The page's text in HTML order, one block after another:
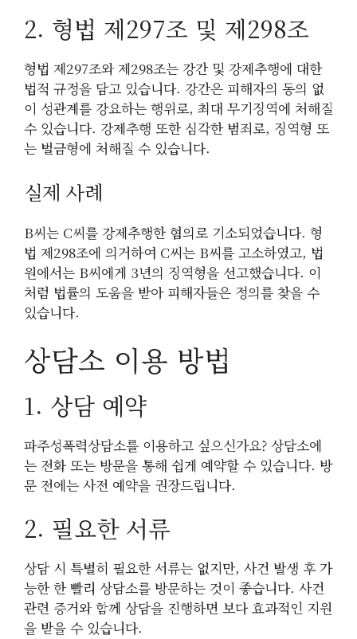
2. 형법 제297조 및 제298조
형법 제297조와 제298조는 강간 및 강제추행에 대한
법적 규정을 담고 있습니다. 강간은 피해자의 동의 없
이 성관계를 강요하는 행위로, 최대 무기징역에 처해질
수 있습니다. 강제추행 또한 심각한 범죄로, 징역형 또
는 벌금형에 처해질 수 있습니다.
실제 사례
B씨는 C씨를 강제추행한 혐의로 기소되었습니다. 형
법 제298조에 의거하여 C씨는 B씨를 고소하였고, 법
원에서는 B씨에게 3년의 징역형을 선고했습니다. 이
처럼 법률의 도움을 받아 피해자들은 정의를 찾을 수
있습니다.
상담소 이용 방법
1. 상담 예약
파주성폭력상담소를 이용하고 싶으신가요? 상담소에
는 전화 또는 방문을 통해 쉽게 예약할 수 있습니다. 방
문 전에는 사전 예약을 권장드립니다.
2. 필요한 서류
상담 시 특별히 필요한 서류는 없지만, 사건 발생 후 가
능한 한 빨리 상담소를 방문하는 것이 좋습니다. 사건
관련 증거와 함께 상담을 진행하면 보다 효과적인 지원
을 받을 수 있습니다.